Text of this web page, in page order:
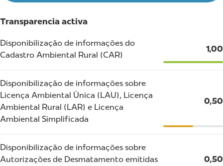
Transparencia activa
Disponibilização de informações do
Cadastro Ambiental Rural (CAR)
1,00
Disponibilização de informações sobre
Licença Ambiental Única (LAU), Licença
Ambiental Rural (LAR) e Licença
Ambiental Simplificada
0,50
Disponibilização de informações sobre
Autorizações de Desmatamento emitidas
0,50